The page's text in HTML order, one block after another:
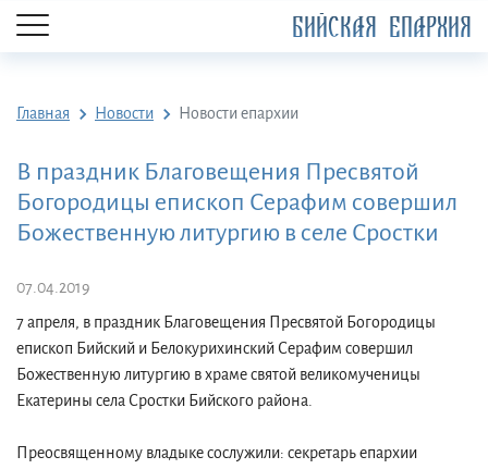
БИЙСКАЯ ЕПАРХИЯ
Главная Новости Новости епархии
В праздник Благовещения Пресвятой
Богородицы епископ Серафим совершил
Божественную литургию в селе Сростки
07.04.2019
7 апреля, в праздник Благовещения Пресвятой Богородицы
епископ Бийский и Белокурихинский Серафим совершил
Божественную литургию в храме святой великомученицы
Екатерины села Сростки Бийского района.
Преосвященному владыке сослужили: секретарь епархии